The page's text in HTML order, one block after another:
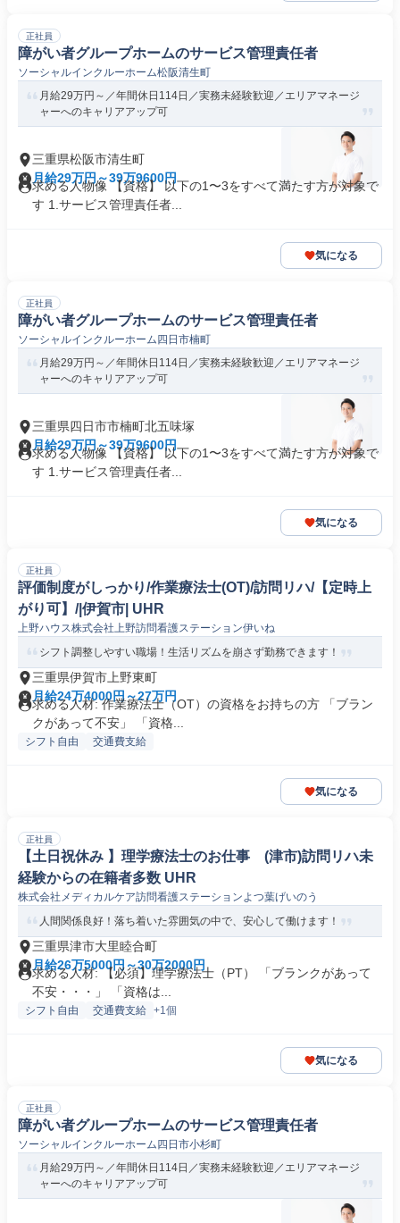
正社員
障がい者グループホームのサービス管理責任者
ソーシャルインクルーホーム松阪清生町
月給29万円～／年間休日114日／実務未経験歓迎／エリアマネージ
ャーへのキャリアアップ可
三重県松阪市清生町
月給29万円～39万9600円
求める人物像 【資格】 以下の1〜3をすべて満たす方が対象で
す 1.サービス管理責任者...
気になる
正社員
障がい者グループホームのサービス管理責任者
ソーシャルインクルーホーム四日市楠町
月給29万円～／年間休日114日／実務未経験歓迎／エリアマネージ
ャーへのキャリアアップ可
三重県四日市市楠町北五味塚
月給29万円～39万9600円
求める人物像 【資格】 以下の1〜3をすべて満たす方が対象で
す 1.サービス管理責任者...
気になる
正社員
評価制度がしっかり/作業療法士(OT)/訪問リハ/【定時上
がり可】/|伊賀市| UHR
上野ハウス株式会社上野訪問看護ステーション伊いね
シフト調整しやすい職場！生活リズムを崩さず勤務できます！
三重県伊賀市上野東町
月給24万4000円～27万円
求める人材: 作業療法士（OT）の資格をお持ちの方 「ブラン
クがあって不安」 「資格...
シフト自由 交通費支給
気になる
正社員
【土日祝休み 】理学療法士のお仕事 (津市)訪問リハ未
経験からの在籍者多数 UHR
株式会社メディカルケア訪問看護ステーションよつ葉げいのう
人間関係良好！落ち着いた雰囲気の中で、安心して働けます！
三重県津市大里睦合町
月給26万5000円～30万2000円
求める人材: 【必須】理学療法士（PT） 「ブランクがあって
不安・・・」 「資格は...
シフト自由 交通費支給 +1個
気になる
正社員
障がい者グループホームのサービス管理責任者
ソーシャルインクルーホーム四日市小杉町
月給29万円～／年間休日114日／実務未経験歓迎／エリアマネージ
ャーへのキャリアアップ可